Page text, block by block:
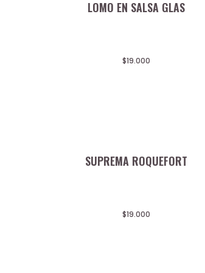
LOMO EN SALSA GLAS
$19.000
SUPREMA ROQUEFORT
$19.000